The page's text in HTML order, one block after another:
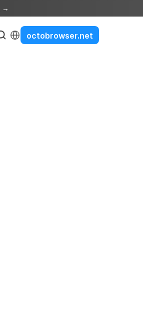
→
Select Language
octobrowser.net